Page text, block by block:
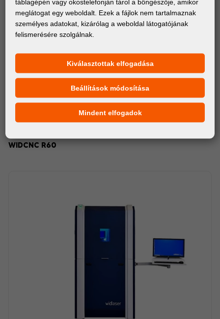
WIDCNC R60
táblagépén vagy okostelefonján tárol a böngészője, amikor
meglátogat egy weboldalt. Ezek a fájlok nem tartalmaznak
személyes adatokat, kizárólag a weboldal látogatójának
felismerésére szolgálnak.
Kiválasztottak elfogadása
Beállítások módosítása
Mindent elfogadok